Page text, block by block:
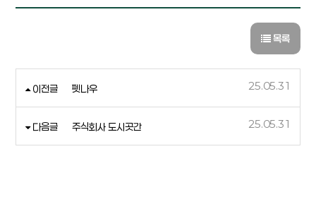
목록
이전글 펫나우 25.05.31
다음글 주식회사 도시곳간 25.05.31